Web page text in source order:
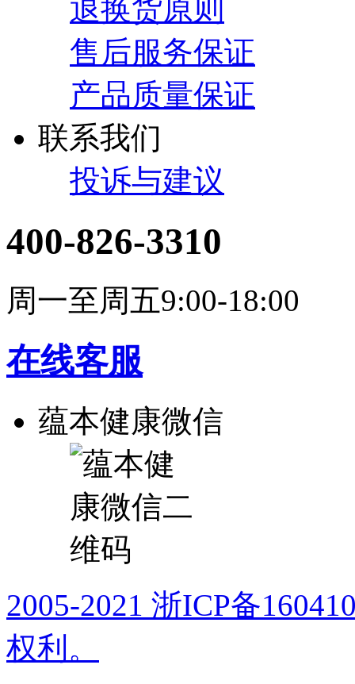
退换货原则
售后服务保证
产品质量保证
联系我们
投诉与建议
400-826-3310
周一至周五9:00-18:00
在线客服
蕴本健康微信
2005-2021 浙ICP备
权利。